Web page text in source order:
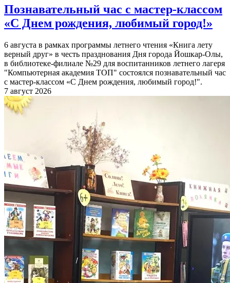
Познавательный час с мастер-классом
«С Днем рождения, любимый город!»
6 августа в рамках программы летнего чтения «Книга лету
верный друг» в честь празднования Дня города Йошкар-Олы,
в библиотеке-филиале №29 для воспитанников летнего лагеря
"Компьютерная академия ТОП" состоялся познавательный час
с мастер-классом «С Днем рождения, любимый город!".
7 август 2026